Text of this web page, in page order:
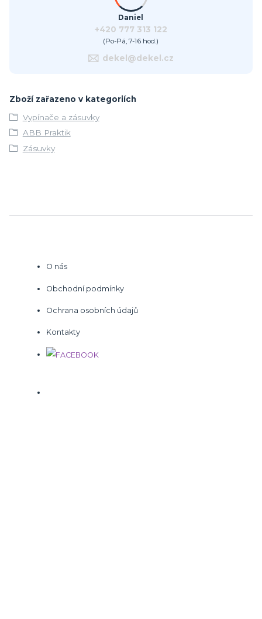
Daniel
+420 777 313 122
(Po-Pá, 7-16 hod.)
dekel@dekel.cz
Zboží zařazeno v kategoriích
Vypínače a zásuvky
ABB Praktik
Zásuvky
O nás
Obchodní podmínky
Ochrana osobních údajů
Kontakty